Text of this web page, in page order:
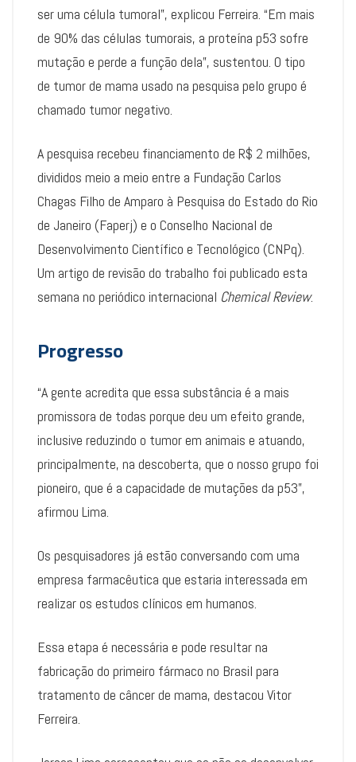
ser uma célula tumoral”, explicou Ferreira. “Em mais
de 90% das células tumorais, a proteína p53 sofre
mutação e perde a função dela”, sustentou. O tipo
de tumor de mama usado na pesquisa pelo grupo é
chamado tumor negativo.
A pesquisa recebeu financiamento de R$ 2 milhões,
divididos meio a meio entre a Fundação Carlos
Chagas Filho de Amparo à Pesquisa do Estado do Rio
de Janeiro (Faperj) e o Conselho Nacional de
Desenvolvimento Científico e Tecnológico (CNPq).
Um artigo de revisão do trabalho foi publicado esta
semana no periódico internacional Chemical Review.
Progresso
“A gente acredita que essa substância é a mais
promissora de todas porque deu um efeito grande,
inclusive reduzindo o tumor em animais e atuando,
principalmente, na descoberta, que o nosso grupo foi
pioneiro, que é a capacidade de mutações da p53”,
afirmou Lima.
Os pesquisadores já estão conversando com uma
empresa farmacêutica que estaria interessada em
realizar os estudos clínicos em humanos.
Essa etapa é necessária e pode resultar na
fabricação do primeiro fármaco no Brasil para
tratamento de câncer de mama, destacou Vitor
Ferreira.